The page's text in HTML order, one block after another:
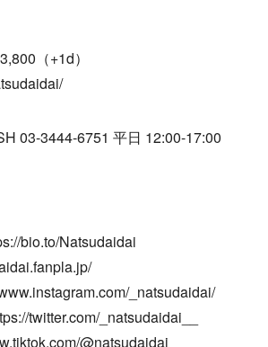
（+1d）
03-3444-6751 平日 12:00-17:00
bio.to/Natsudaidai
_natsudaidai/
twitter.com/_natsudaidai__
@natsudaidai__